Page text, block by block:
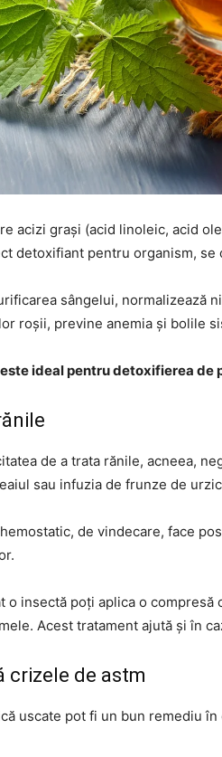
acizi grași (acid linoleic, acid
detoxifiant pentru organism, se
sângelui, normalizează
roșii, previne anemia și bolile
ideal pentru detoxifierea de
de a trata rănile, acneea,
sau infuzia de frunze de
de vindecare, face
o insectă poți aplica o
Acest tratament ajută și în
crizele de astm
uscate pot fi un bun remediu în